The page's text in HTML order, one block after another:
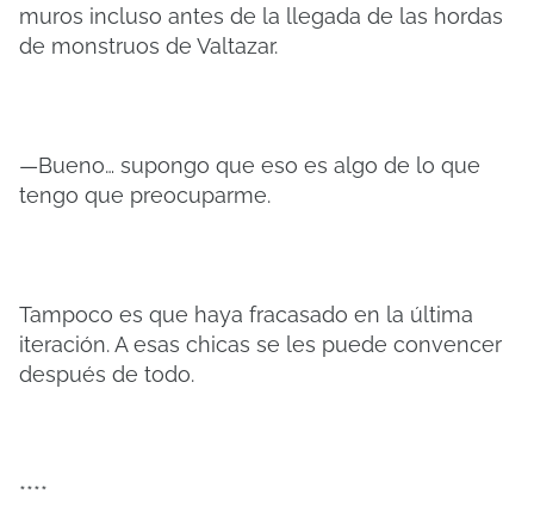
muros incluso antes de la llegada de las hordas
de monstruos de Valtazar.
—Bueno… supongo que eso es algo de lo que
tengo que preocuparme.
Tampoco es que haya fracasado en la última
iteración. A esas chicas se les puede convencer
después de todo.
****